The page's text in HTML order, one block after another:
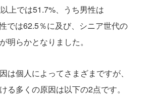
上では51.7%、うち男性は
では62.5％に及び、シニア世代の
明らかとなりました。
は個人によってさまざまですが、
る多くの原因は以下の2点です。